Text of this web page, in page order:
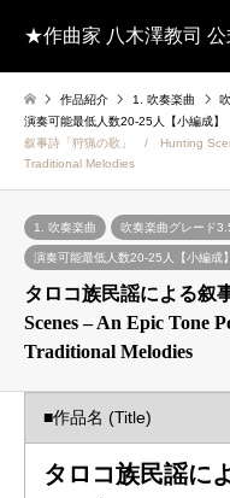
★作曲家 八木澤教司 公
作品紹介 1. 吹奏楽曲
演奏可能最低人数20-25人【小編成】
叙事詩「狩猟の歌」 / Hunting
Traditional Melodies
1. 吹奏楽曲 吹奏楽曲グレード
演奏可能最低人数20-25人【小編成】
タロコ族民謡による
Scenes – An Epic Tone
Traditional Melodies
■作品名 (Title)
タロコ族民謡に